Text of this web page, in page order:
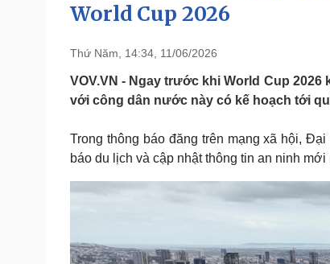
Pháp luật
Tin nóng
Tư vấn luật
Việt Nam
Phân tích
Sức khỏe
Nam khoa
Đời sống
Blog
World Cup 2026
Thứ Năm, 14:34, 11/06/2026
VOV.VN - Ngay trước khi World Cup
với công dân nước này có kế hoạch tới
Trong thông báo đăng trên mạng xã hội,
báo du lịch và cập nhật thông tin an ninh